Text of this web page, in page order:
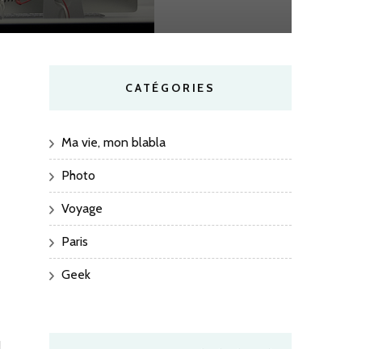
CATÉGORIES
Ma vie, mon blabla
Photo
Voyage
Paris
Geek